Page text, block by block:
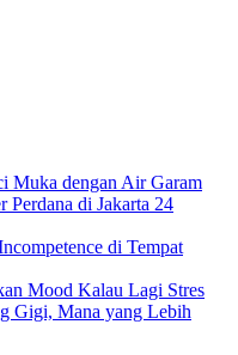
Muka dengan Air Garam
Perdana di Jakarta 24
di Tempat
Mood Kalau Lagi Stres
Gigi, Mana yang Lebih